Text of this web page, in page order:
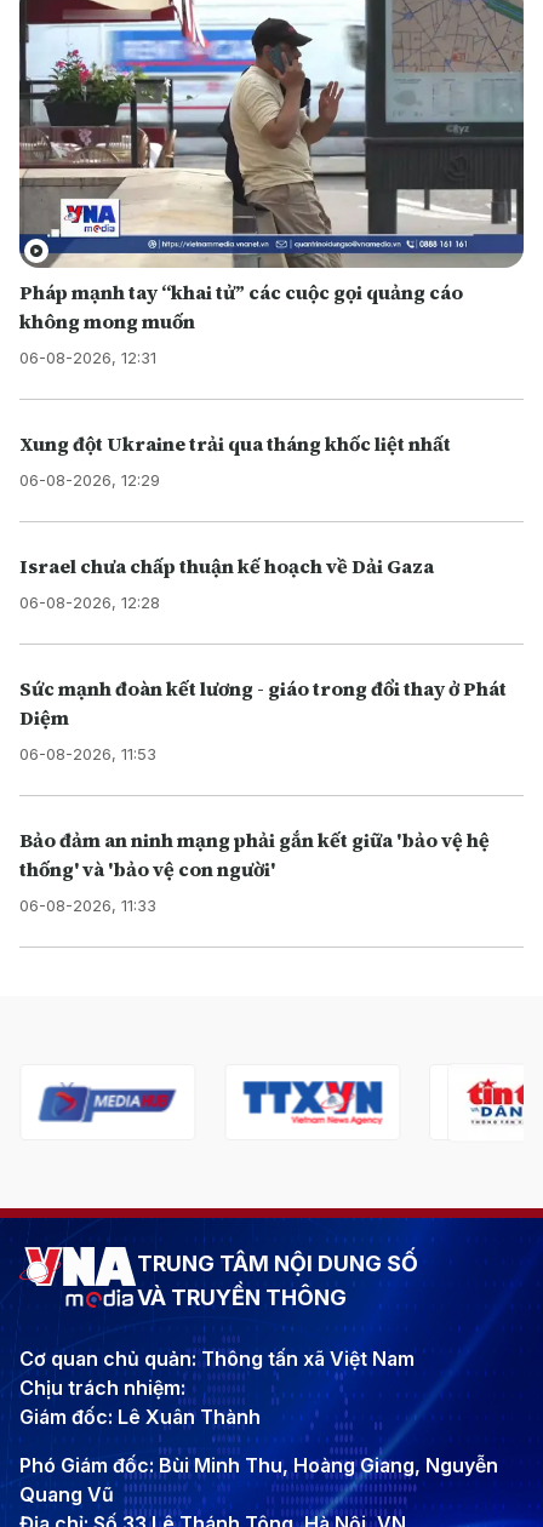
Pháp mạnh tay “khai tử” các cuộc gọi quảng cáo
không mong muốn
06-08-2026, 12:31
Xung đột Ukraine trải qua tháng khốc liệt nhất
06-08-2026, 12:29
Israel chưa chấp thuận kế hoạch về Dải Gaza
06-08-2026, 12:28
Sức mạnh đoàn kết lương - giáo trong đổi thay ở Phát
Diệm
06-08-2026, 11:53
Bảo đảm an ninh mạng phải gắn kết giữa 'bảo vệ hệ
thống' và 'bảo vệ con người'
06-08-2026, 11:33
TRUNG TÂM NỘI DUNG SỐ
VÀ TRUYỀN THÔNG
Cơ quan chủ quản: Thông tấn xã Việt Nam
Chịu trách nhiệm:
Giám đốc: Lê Xuân Thành
Phó Giám đốc: Bùi Minh Thu, Hoàng Giang, Nguyễn
Quang Vũ